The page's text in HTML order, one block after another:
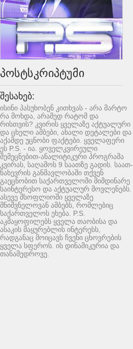
პოსტსკრიპტუმი
შესახებ:
ისინი პასუხობენ კითხვას - არა მარტო
რა მოხდა, არამედ რატომ და
რისთვის? კვირის ყველაზე აქტუალური
და ცხელი ამბები, ახალი დეტალები და
აქამდე უცნობი ფაქტები. ყველაფერი
ეს P.S. - ია. ყოველკვირეული
შემეცნებით-ანალიტიკური პროგრამა
კვირას, საღამოს 9 საათზე გადის. საათ-
ნახევრის განმავლობაში თქვენ
გაეცნობით საქართველოში მიმდინარე
საინტერესო და აქტუალურ მოვლენებს.
ასევე მსოფლიოში ყველაზე
მნიშვნელოვან ამბებს, რომლებიც
საქართველოს ეხება. P.S.
აკმაყოფილებს ყველა თაობისა და
ასაკის მაყურებლის ინტერესს,
რადგანაც მოიცავს ჩვენი ცხოვრების
ყველა სფეროს. ის დინამიკურია და
თანამედროვე.